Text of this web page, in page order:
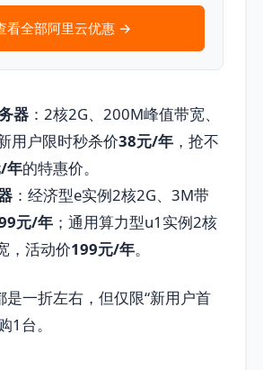
看全部阿里云优惠 →
器 ：2核2G、200M峰值带宽、
用户限时秒杀价38元/年 ，抢不
年的特惠价。
：经济型e实例2核2G、3M带
元/年 ；通用算力型u1实例2核
，活动价199元/年。
是一折左右，但仅限“新用户首
1台。